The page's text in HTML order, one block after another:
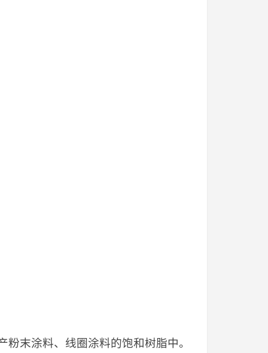
末涂料、线圈涂料的饱和树脂中。